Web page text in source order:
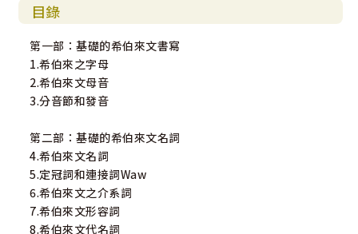
目錄
第一部：基礎的希伯來文書寫
1.希伯來之字母
2.希伯來文母音
3.分音節和發音
第二部：基礎的希伯來文名詞
4.希伯來文名詞
5.定冠詞和連接詞Waw
6.希伯來文之介系詞
7.希伯來文形容詞
8.希伯來文代名詞